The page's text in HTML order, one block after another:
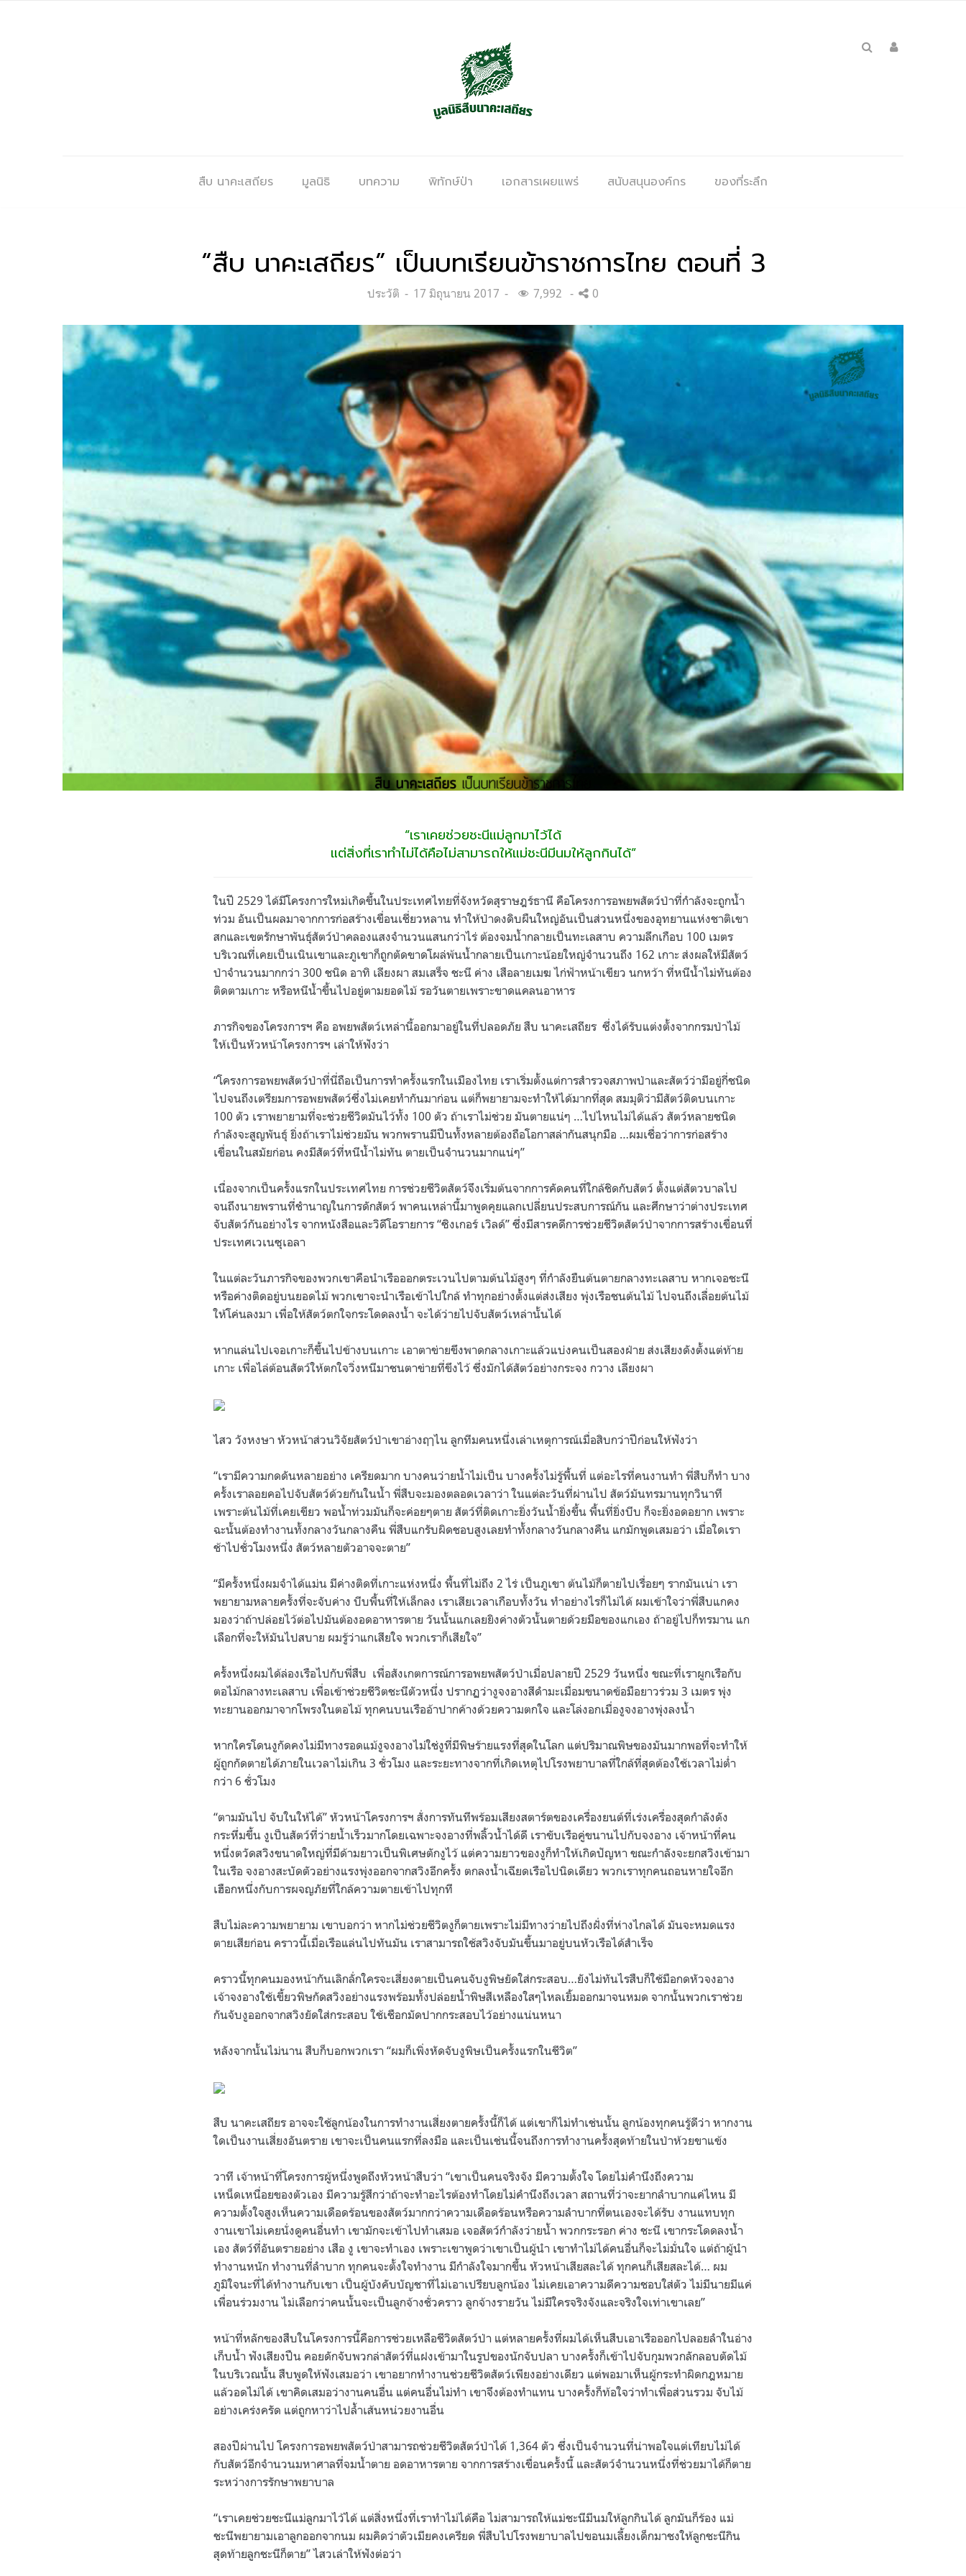
สืบ นาคะเสถียร มูลนิธิ บทความ พิทักษ์ป่า เอกสารเผยแพร่ สนับสนุนองค์กร ของที่ระลึก
“สืบ นาคะเสถียร” เป็นบทเรียนข้าราชการไทย ตอนที่ 3
Categories:
ประวัติ
Posted
17 มิถุนายน 2017 7,992 0
“เราเคยช่วยชะนีแม่ลูกมาไว้ได้
แต่สิ่งที่เราทำไม่ได้คือไม่สามารถให้แม่ชะนีมีนมให้ลูกกินได้”
ในปี 2529 ได้มีโครงการใหม่เกิดขึ้นในประเทศไทยที่จังหวัดสุราษฎร์ธานี คือโครงการอพยพสัตว์ป่าที่กำลังจะถูกน้ำ
ท่วม อันเป็นผลมาจากการก่อสร้างเขื่อนเชี่ยวหลาน ทำให้ป่าดงดิบผืนใหญ่อันเป็นส่วนหนึ่งของอุทยานแห่งชาติเขา
สกและเขตรักษาพันธุ์สัตว์ป่าคลองแสงจำนวนแสนกว่าไร่ ต้องจมน้ำกลายเป็นทะเลสาบ ความลึกเกือบ 100 เมตร
บริเวณที่เคยเป็นเนินเขาและภูเขาก็ถูกตัดขาดโผล่พ้นน้ำกลายเป็นเกาะน้อยใหญ่จำนวนถึง 162 เกาะ ส่งผลให้มีสัตว์
ป่าจำนวนมากกว่า 300 ชนิด อาทิ เลียงผา สมเสร็จ ชะนี ค่าง เสือลายเมฆ ไก่ฟ้าหน้าเขียว นกหว้า ที่หนีน้ำไม่ทันต้อง
ติดตามเกาะ หรือหนีน้ำขึ้นไปอยู่ตามยอดไม้ รอวันตายเพราะขาดแคลนอาหาร
ภารกิจของโครงการฯ คือ อพยพสัตว์เหล่านี้ออกมาอยู่ในที่ปลอดภัย สืบ นาคะเสถียร ซึ่งได้รับแต่งตั้งจากกรมป่าไม้
ให้เป็นหัวหน้าโครงการฯ เล่าให้ฟังว่า
“โครงการอพยพสัตว์ป่าที่นี่ถือเป็นการทำครั้งแรกในเมืองไทย เราเริ่มตั้งแต่การสำรวจสภาพป่าและสัตว์ว่ามีอยู่กี่ชนิด
ไปจนถึงเตรียมการอพยพสัตว์ซึ่งไม่เคยทำกันมาก่อน แต่ก็พยายามจะทำให้ได้มากที่สุด สมมุติว่ามีสัตว์ติดบนเกาะ
100 ตัว เราพยายามที่จะช่วยชีวิตมันไว้ทั้ง 100 ตัว ถ้าเราไม่ช่วย มันตายแน่ๆ …ไปไหนไม่ได้แล้ว สัตว์หลายชนิด
กำลังจะสูญพันธุ์ ยิ่งถ้าเราไม่ช่วยมัน พวกพรานมีปืนทั้งหลายต้องถือโอกาสล่ากันสนุกมือ …ผมเชื่อว่าการก่อสร้าง
เขื่อนในสมัยก่อน คงมีสัตว์ที่หนีน้ำไม่ทัน ตายเป็นจำนวนมากแน่ๆ”
เนื่องจากเป็นครั้งแรกในประเทศไทย การช่วยชีวิตสัตว์จึงเริ่มต้นจากการคัดคนที่ใกล้ชิดกับสัตว์ ตั้งแต่สัตวบาลไป
จนถึงนายพรานที่ชำนาญในการดักสัตว์ พาคนเหล่านี้มาพูดคุยแลกเปลี่ยนประสบการณ์กัน และศึกษาว่าต่างประเทศ
จับสัตว์กันอย่างไร จากหนังสือและวิดีโอรายการ “ซิงเกอร์ เวิลด์” ซึ่งมีสารคดีการช่วยชีวิตสัตว์ป่าจากการสร้างเขื่อนที่
ประเทศเวเนซุเอลา
ในแต่ละวันภารกิจของพวกเขาคือนำเรือออกตระเวนไปตามต้นไม้สูงๆ ที่กำลังยืนต้นตายกลางทะเลสาบ หากเจอชะนี
หรือค่างติดอยู่บนยอดไม้ พวกเขาจะนำเรือเข้าไปใกล้ ทำทุกอย่างตั้งแต่ส่งเสียง พุ่งเรือชนต้นไม้ ไปจนถึงเลื่อยต้นไม้
ให้โค่นลงมา เพื่อให้สัตว์ตกใจกระโดดลงน้ำ จะได้ว่ายไปจับสัตว์เหล่านั้นได้
หากแล่นไปเจอเกาะก็ขึ้นไปข้างบนเกาะ เอาตาข่ายขึงพาดกลางเกาะแล้วแบ่งคนเป็นสองฝ่าย ส่งเสียงดังตั้งแต่ท้าย
เกาะ เพื่อไล่ต้อนสัตว์ให้ตกใจวิ่งหนีมาชนตาข่ายที่ขึงไว้ ซึ่งมักได้สัตว์อย่างกระจง กวาง เลียงผา
ไสว วังหงษา หัวหน้าส่วนวิจัยสัตว์ป่าเขาอ่างฤๅไน ลูกทีมคนหนึ่งเล่าเหตุการณ์เมื่อสิบกว่าปีก่อนให้ฟังว่า
“เรามีความกดดันหลายอย่าง เครียดมาก บางคนว่ายน้ำไม่เป็น บางครั้งไม่รู้พื้นที่ แต่อะไรที่คนงานทำ พี่สืบก็ทำ บาง
ครั้งเราลอยคอไปจับสัตว์ด้วยกันในน้ำ พี่สืบจะมองตลอดเวลาว่า ในแต่ละวันที่ผ่านไป สัตว์มันทรมานทุกวินาที
เพราะต้นไม้ที่เคยเขียว พอน้ำท่วมมันก็จะค่อยๆตาย สัตว์ที่ติดเกาะยิ่งวันน้ำยิ่งขึ้น พื้นที่ยิ่งบีบ ก็จะยิ่งอดอยาก เพราะ
ฉะนั้นต้องทำงานทั้งกลางวันกลางคืน พี่สืบแกรับผิดชอบสูงเลยทำทั้งกลางวันกลางคืน แกมักพูดเสมอว่า เมื่อใดเรา
ช้าไปชั่วโมงหนึ่ง สัตว์หลายตัวอาจจะตาย”
“มีครั้งหนึ่งผมจำได้แม่น มีค่างติดที่เกาะแห่งหนึ่ง พื้นที่ไม่ถึง 2 ไร่ เป็นภูเขา ต้นไม้ก็ตายไปเรื่อยๆ รากมันเน่า เรา
พยายามหลายครั้งที่จะจับค่าง บีบพื้นที่ให้เล็กลง เราเสียเวลาเกือบทั้งวัน ทำอย่างไรก็ไม่ได้ ผมเข้าใจว่าพี่สืบแกคง
มองว่าถ้าปล่อยไว้ต่อไปมันต้องอดอาหารตาย วันนั้นแกเลยยิงค่างตัวนั้นตายด้วยมือของแกเอง ถ้าอยู่ไปก็ทรมาน แก
เลือกที่จะให้มันไปสบาย ผมรู้ว่าแกเสียใจ พวกเราก็เสียใจ”
ครั้งหนึ่งผมได้ล่องเรือไปกับพี่สืบ เพื่อสังเกตการณ์การอพยพสัตว์ป่าเมื่อปลายปี 2529 วันหนึ่ง ขณะที่เราผูกเรือกับ
ตอไม้กลางทะเลสาบ เพื่อเข้าช่วยชีวิตชะนีตัวหนึ่ง ปรากฏว่างูจงอางสีดำมะเมื่อมขนาดข้อมือยาวร่วม 3 เมตร พุ่ง
ทะยานออกมาจากโพรงในตอไม้ ทุกคนบนเรืออ้าปากค้างด้วยความตกใจ และโล่งอกเมื่องูจงอางพุ่งลงน้ำ
หากใครโดนงูกัดคงไม่มีทางรอดแม้งูจงอางไม่ใช่งูที่มีพิษร้ายแรงที่สุดในโลก แต่ปริมาณพิษของมันมากพอที่จะทำให้
ผู้ถูกกัดตายได้ภายในเวลาไม่เกิน 3 ชั่วโมง และระยะทางจากที่เกิดเหตุไปโรงพยาบาลที่ใกล้ที่สุดต้องใช้เวลาไม่ต่ำ
กว่า 6 ชั่วโมง
“ตามมันไป จับในให้ได้” หัวหน้าโครงการฯ สั่งการทันทีพร้อมเสียงสตาร์ตของเครื่องยนต์ที่เร่งเครื่องสุดกำลังดัง
กระหึ่มขึ้น งูเป็นสัตว์ที่ว่ายน้ำเร็วมากโดยเฉพาะจงอางที่พลิ้วน้ำได้ดี เราขับเรือคู่ขนานไปกับจงอาง เจ้าหน้าที่คน
หนึ่งตวัดสวิงขนาดใหญ่ที่มีด้ามยาวเป็นพิเศษตักงูไว้ แต่ความยาวของงูก็ทำให้เกิดปัญหา ขณะกำลังจะยกสวิงเข้ามา
ในเรือ จงอางสะบัดตัวอย่างแรงพุ่งออกจากสวิงอีกครั้ง ตกลงน้ำเฉียดเรือไปนิดเดียว พวกเราทุกคนถอนหายใจอีก
เฮือกหนึ่งกับการผจญภัยที่ใกล้ความตายเข้าไปทุกที
สืบไม่ละความพยายาม เขาบอกว่า หากไม่ช่วยชีวิตงูก็ตายเพราะไม่มีทางว่ายไปถึงฝั่งที่ห่างไกลได้ มันจะหมดแรง
ตายเสียก่อน คราวนี้เมื่อเรือแล่นไปทันมัน เราสามารถใช้สวิงจับมันขึ้นมาอยู่บนหัวเรือได้สำเร็จ
คราวนี้ทุกคนมองหน้ากันเลิกลั่กใครจะเสี่ยงตายเป็นคนจับงูพิษยัดใส่กระสอบ…ยังไม่ทันไรสืบก็ใช้มือกดหัวจงอาง
เจ้าจงอางใช้เขี้ยวพิษกัดสวิงอย่างแรงพร้อมทั้งปล่อยน้ำพิษสีเหลืองใสๆไหลเยิ้มออกมาจนหมด จากนั้นพวกเราช่วย
กันจับงูออกจากสวิงยัดใส่กระสอบ ใช้เชือกมัดปากกระสอบไว้อย่างแน่นหนา
หลังจากนั้นไม่นาน สืบก็บอกพวกเรา “ผมก็เพิ่งหัดจับงูพิษเป็นครั้งแรกในชีวิต”
สืบ นาคะเสถียร อาจจะใช้ลูกน้องในการทำงานเสี่ยงตายครั้งนี้ก็ได้ แต่เขาก็ไม่ทำเช่นนั้น ลูกน้องทุกคนรู้ดีว่า หากงาน
ใดเป็นงานเสี่ยงอันตราย เขาจะเป็นคนแรกที่ลงมือ และเป็นเช่นนี้จนถึงการทำงานครั้งสุดท้ายในป่าห้วยขาแข้ง
วาที เจ้าหน้าที่โครงการผู้หนึ่งพูดถึงหัวหน้าสืบว่า “เขาเป็นคนจริงจัง มีความตั้งใจ โดยไม่คำนึงถึงความ
เหน็ดเหนื่อยของตัวเอง มีความรู้สึกว่าถ้าจะทำอะไรต้องทำโดยไม่คำนึงถึงเวลา สถานที่ว่าจะยากลำบากแค่ไหน มี
ความตั้งใจสูงเห็นความเดือดร้อนของสัตว์มากกว่าความเดือดร้อนหรือความลำบากที่ตนเองจะได้รับ งานแทบทุก
งานเขาไม่เคยนั่งดูคนอื่นทำ เขามักจะเข้าไปทำเสมอ เจอสัตว์กำลังว่ายน้ำ พวกกระรอก ค่าง ชะนี เขากระโดดลงน้ำ
เอง สัตว์ที่อันตรายอย่าง เสือ งู เขาจะทำเอง เพราะเขาพูดว่าเขาเป็นผู้นำ เขาทำไม่ได้คนอื่นก็จะไม่มั่นใจ แต่ถ้าผู้นำ
ทำงานหนัก ทำงานที่ลำบาก ทุกคนจะตั้งใจทำงาน มีกำลังใจมากขึ้น หัวหน้าเสียสละได้ ทุกคนก็เสียสละได้… ผม
ภูมิใจนะที่ได้ทำงานกับเขา เป็นผู้บังคับบัญชาที่ไม่เอาเปรียบลูกน้อง ไม่เคยเอาความดีความชอบใส่ตัว ไม่มีนายมีแค่
เพื่อนร่วมงาน ไม่เลือกว่าคนนั้นจะเป็นลูกจ้างชั่วคราว ลูกจ้างรายวัน ไม่มีใครจริงจังและจริงใจเท่าเขาเลย”
หน้าที่หลักของสืบในโครงการนี้คือการช่วยเหลือชีวิตสัตว์ป่า แต่หลายครั้งที่ผมได้เห็นสืบเอาเรือออกไปลอยลำในอ่าง
เก็บน้ำ ฟังเสียงปืน คอยดักจับพวกล่าสัตว์ที่แฝงเข้ามาในรูปของนักจับปลา บางครั้งก็เข้าไปจับกุมพวกลักลอบตัดไม้
ในบริเวณนั้น สืบพูดให้ฟังเสมอว่า เขาอยากทำงานช่วยชีวิตสัตว์เพียงอย่างเดียว แต่พอมาเห็นผู้กระทำผิดกฎหมาย
แล้วอดไม่ได้ เขาคิดเสมอว่างานคนอื่น แต่คนอื่นไม่ทำ เขาจึงต้องทำแทน บางครั้งก็ท้อใจว่าทำเพื่อส่วนรวม จับไม้
อย่างเคร่งครัด แต่ถูกหาว่าไปล้ำเส้นหน่วยงานอื่น
สองปีผ่านไป โครงการอพยพสัตว์ป่าสามารถช่วยชีวิตสัตว์ป่าได้ 1,364 ตัว ซึ่งเป็นจำนวนที่น่าพอใจแต่เทียบไม่ได้
กับสัตว์อีกจำนวนมหาศาลที่จมน้ำตาย อดอาหารตาย จากการสร้างเขื่อนครั้งนี้ และสัตว์จำนวนหนึ่งที่ช่วยมาได้ก็ตาย
ระหว่างการรักษาพยาบาล
“เราเคยช่วยชะนีแม่ลูกมาไว้ได้ แต่สิ่งหนึ่งที่เราทำไม่ได้คือ ไม่สามารถให้แม่ชะนีมีนมให้ลูกกินได้ ลูกมันก็ร้อง แม่
ชะนีพยายามเอาลูกออกจากนม ผมคิดว่าตัวเมียคงเครียด พี่สืบไปโรงพยาบาลไปขอนมเลี้ยงเด็กมาชงให้ลูกชะนีกิน
สุดท้ายลูกชะนีก็ตาย” ไสวเล่าให้ฟังต่อว่า